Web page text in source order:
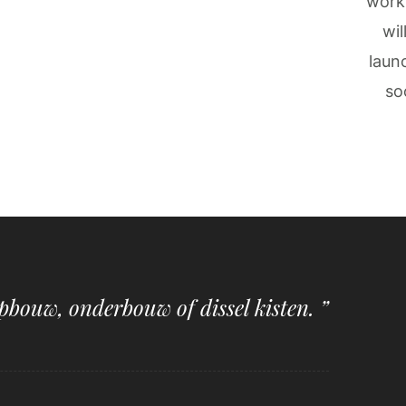
onderbouw of dissel kisten. ”